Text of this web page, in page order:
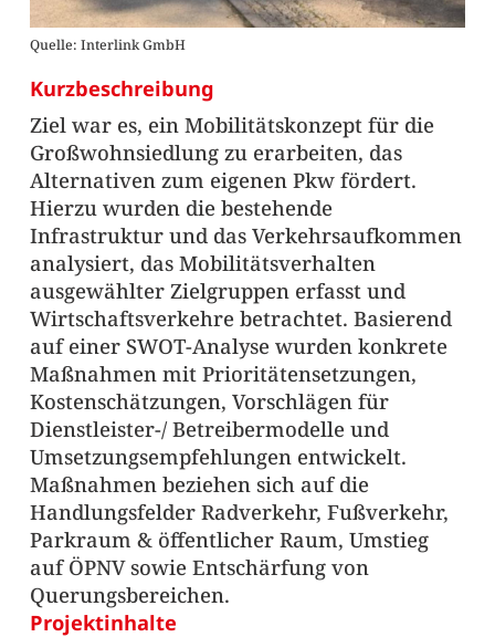
Quelle: Interlink GmbH
Kurzbeschreibung
Ziel war es, ein Mobilitätskonzept für die
Großwohnsiedlung zu erarbeiten, das
Alternativen zum eigenen Pkw fördert.
Hierzu wurden die bestehende
Infrastruktur und das Verkehrsaufkommen
analysiert, das Mobilitätsverhalten
ausgewählter Zielgruppen erfasst und
Wirtschaftsverkehre betrachtet. Basierend
auf einer SWOT-Analyse wurden konkrete
Maßnahmen mit Prioritätensetzungen,
Kostenschätzungen, Vorschlägen für
Dienstleister-/ Betreibermodelle und
Umsetzungsempfehlungen entwickelt.
Maßnahmen beziehen sich auf die
Handlungsfelder Radverkehr, Fußverkehr,
Parkraum & öffentlicher Raum, Umstieg
auf ÖPNV sowie Entschärfung von
Querungsbereichen.
Projektinhalte